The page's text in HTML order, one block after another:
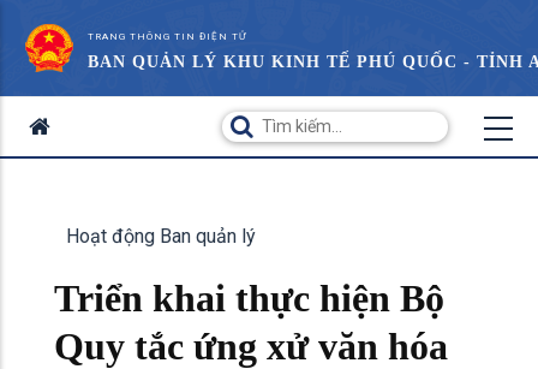
TRANG THÔNG TIN ĐIỆN TỬ
BAN QUẢN LÝ KHU KINH TẾ PHÚ QUỐC - TỈNH
Hoạt động Ban quản lý
Triển khai thực hiện Bộ
Quy tắc ứng xử văn hóa